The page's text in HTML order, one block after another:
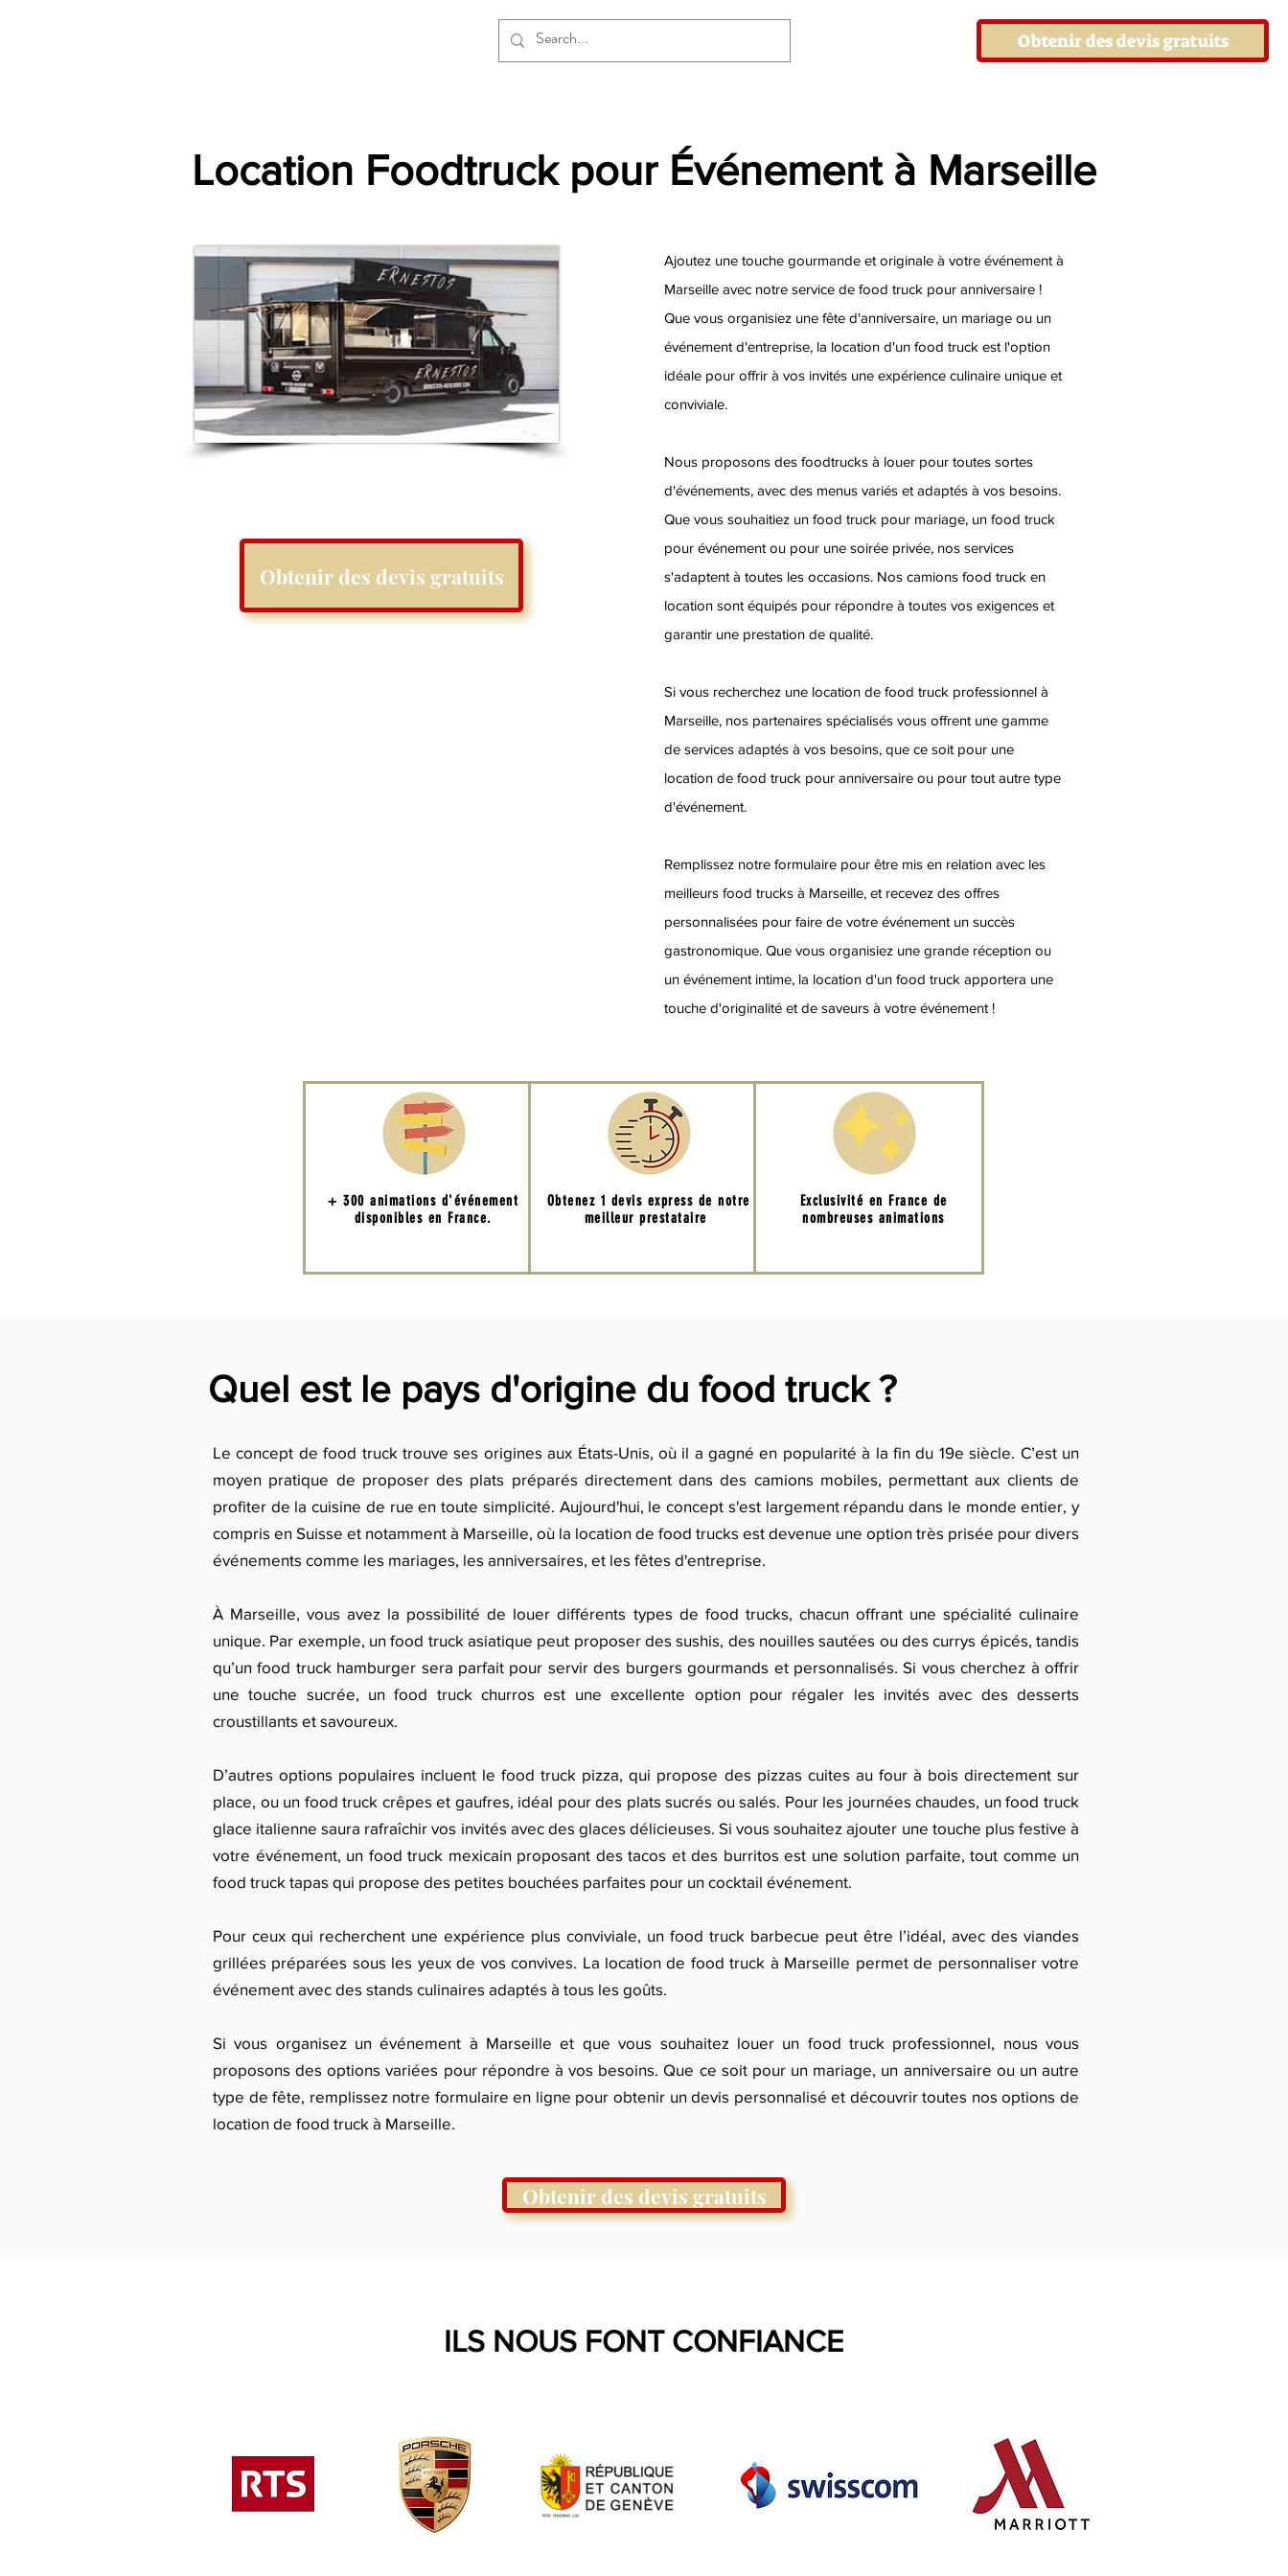
Obtenir des devis gratuits
Location Foodtruck pour Événement à Marseille
Obtenir des devis gratuits
Ajoutez une touche gourmande et originale à votre événement à
Marseille avec notre service de food truck pour anniversaire !
Que vous organisiez une fête d'anniversaire, un mariage ou un
événement d'entreprise, la location d'un food truck est l'option
idéale pour offrir à vos invités une expérience culinaire unique et
conviviale.
Nous proposons des foodtrucks à louer pour toutes sortes
d'événements, avec des menus variés et adaptés à vos besoins.
Que vous souhaitiez un food truck pour mariage, un food truck
pour événement ou pour une soirée privée, nos services
s'adaptent à toutes les occasions. Nos camions food truck en
location sont équipés pour répondre à toutes vos exigences et
garantir une prestation de qualité.
Si vous recherchez une location de food truck professionnel à
Marseille, nos partenaires spécialisés vous offrent une gamme
de services adaptés à vos besoins, que ce soit pour une
location de food truck pour anniversaire ou pour tout autre type
d'événement.
Remplissez notre formulaire pour être mis en relation avec les
meilleurs food trucks à Marseille, et recevez des offres
personnalisées pour faire de votre événement un succès
gastronomique. Que vous organisiez une grande réception ou
un événement intime, la location d'un food truck apportera une
touche d'originalité et de saveurs à votre événement !
+ 300 animations d'événement
disponibles en France.
Obtenez 1 devis express de notre
meilleur prestataire
Exclusivité en France de
nombreuses animations
Quel est le pays d'origine du food truck ?
Le concept de food truck trouve ses origines aux États-Unis, où il a gagné en popularité à la fin du 19e siècle. C’est un
moyen pratique de proposer des plats préparés directement dans des camions mobiles, permettant aux clients de
profiter de la cuisine de rue en toute simplicité. Aujourd'hui, le concept s'est largement répandu dans le monde entier, y
compris en Suisse et notamment à Marseille, où la location de food trucks est devenue une option très prisée pour divers
événements comme les mariages, les anniversaires, et les fêtes d'entreprise.
À Marseille, vous avez la possibilité de louer différents types de food trucks, chacun offrant une spécialité culinaire
unique. Par exemple, un food truck asiatique peut proposer des sushis, des nouilles sautées ou des currys épicés, tandis
qu’un food truck hamburger sera parfait pour servir des burgers gourmands et personnalisés. Si vous cherchez à offrir
une touche sucrée, un food truck churros est une excellente option pour régaler les invités avec des desserts
croustillants et savoureux.
D’autres options populaires incluent le food truck pizza, qui propose des pizzas cuites au four à bois directement sur
place, ou un food truck crêpes et gaufres, idéal pour des plats sucrés ou salés. Pour les journées chaudes, un food truck
glace italienne saura rafraîchir vos invités avec des glaces délicieuses. Si vous souhaitez ajouter une touche plus festive à
votre événement, un food truck mexicain proposant des tacos et des burritos est une solution parfaite, tout comme un
food truck tapas qui propose des petites bouchées parfaites pour un cocktail événement.
Pour ceux qui recherchent une expérience plus conviviale, un food truck barbecue peut être l’idéal, avec des viandes
grillées préparées sous les yeux de vos convives. La location de food truck à Marseille permet de personnaliser votre
événement avec des stands culinaires adaptés à tous les goûts.
Si vous organisez un événement à Marseille et que vous souhaitez louer un food truck professionnel, nous vous
proposons des options variées pour répondre à vos besoins. Que ce soit pour un mariage, un anniversaire ou un autre
type de fête, remplissez notre formulaire en ligne pour obtenir un devis personnalisé et découvrir toutes nos options de
location de food truck à Marseille.
Obtenir des devis gratuits
ILS NOUS FONT CONFIANCE